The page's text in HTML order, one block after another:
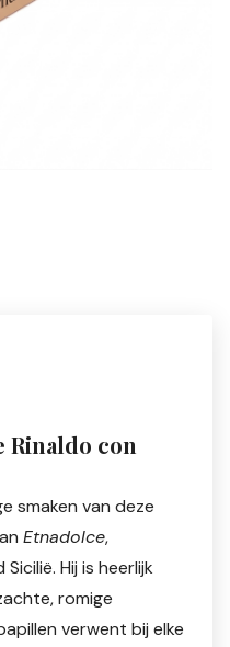
Rinaldo con
smaken van deze
Etnadolce,
Hij is heerlijk
romige
verwent bij elke